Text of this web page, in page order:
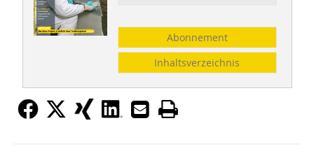
Abonnement
Inhaltsverzeichnis